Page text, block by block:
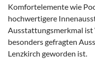
Komfortelemente wie
hochwertigere
Ausstattungsmerkmal ist
besonders gefragten
Lenzkirch geworden ist.